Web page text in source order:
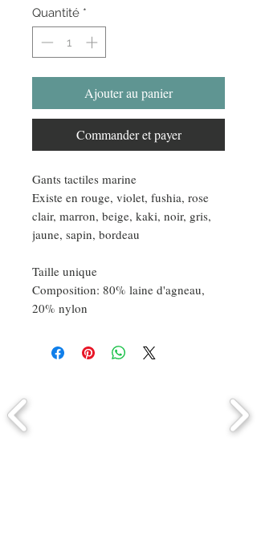
Quantité *
Ajouter au panier
Commander et payer
Gants tactiles marine
Existe en rouge, violet, fushia, rose
clair, marron, beige, kaki, noir, gris,
jaune, sapin, bordeau
Taille unique
Composition: 80% laine d'agneau,
20% nylon